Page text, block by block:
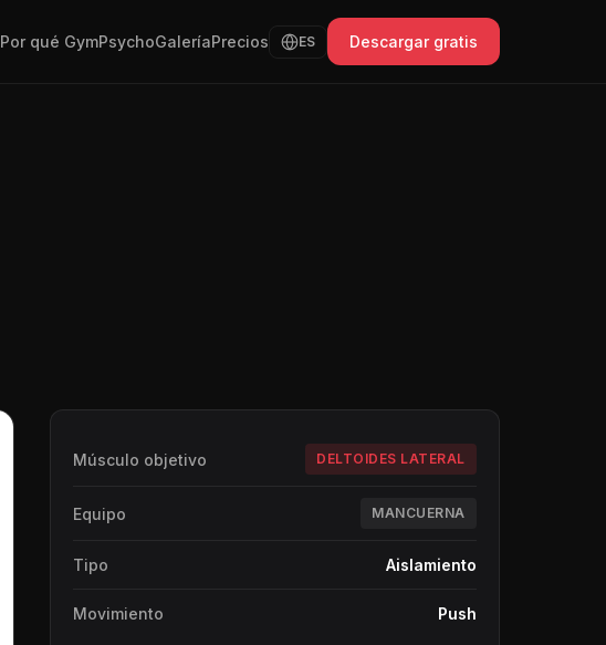
Por qué GymPsychoGaleríaPrecios ES Descargar gratis
Músculo objetivo DELTOIDES LATERAL
Equipo MANCUERNA
Tipo Aislamiento
Movimiento Push